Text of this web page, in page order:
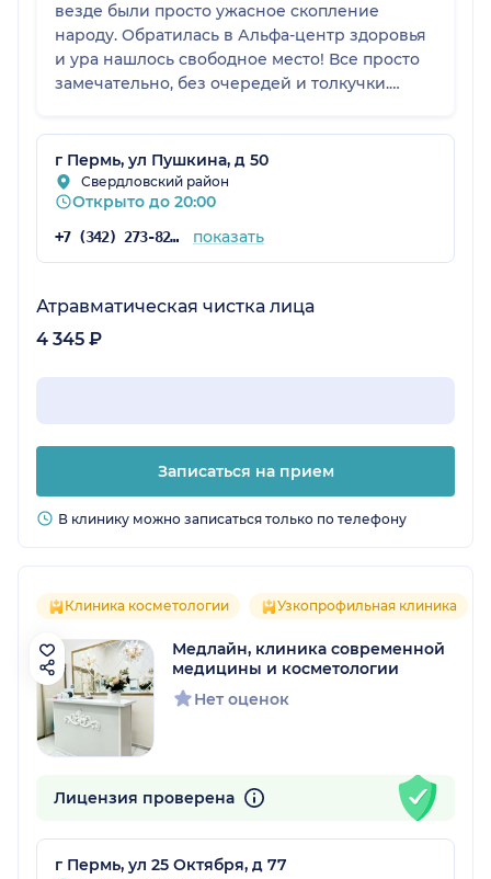
везде были просто ужасное скопление
народу. Обратилась в Альфа-центр здоровья
и ура нашлось свободное место! Все просто
замечательно, без очередей и толкучки.
ушла домой. Клинику советую. Спасибо!
г Пермь, ул Пушкина, д 50
Свердловский район
Открыто до 20:00
+7 (342) 273-82-37 показать
Атравматическая чистка лица
4 345 ₽
Записаться на прием
В клинику можно записаться только по телефону
Клиника косметологии Узкопрофильная клиника
Медлайн, клиника современной
медицины и косметологии
Нет оценок
Лицензия проверена
г Пермь, ул 25 Октября, д 77